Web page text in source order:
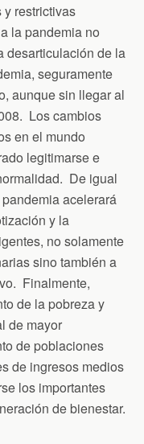
restrictivas
la pandemia no
desarticulación de la
seguramente
aunque sin llegar al
Los cambios
en el mundo
legitimarse e
De igual
acelerará
y la
no solamente
sino también a
Finalmente,
de la pobreza y
de mayor
de poblaciones
de ingresos medios
los importantes
de bienestar.